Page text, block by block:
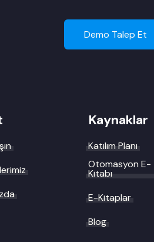
Demo Talep Et
Kaynaklar
Katılım Planı
Otomasyon E-
Kitabı
E-Kitaplar
Blog